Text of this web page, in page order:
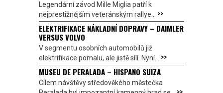
Legendární závod Mille Miglia patří k
nejprestižnějším veteránským rallye... >>
ELEKTRIFIKACE NÁKLADNÍ DOPRAVY – DAIMLER
VERSUS VOLVO
V segmentu osobních automobilů již
elektrifikace pomalu, ale jistě sílí. Nyní... >>
MUSEU DE PERALADA – HISPANO SUIZA
Cílem návštěvy středověkého městečka